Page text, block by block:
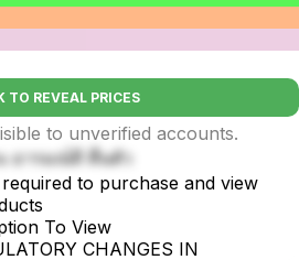
TO REVEAL PRICES
to unverified accounts.
อารมณ์ดี ตื่นตัว
to purchase and view
To View
CHANGES IN